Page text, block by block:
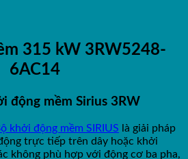
315 kW 3RW5248-
6AC14
động mềm Sirius 3RW
khởi động mềm SIRIUS là giải pháp
trực tiếp trên dây hoặc khởi
không phù hợp với động cơ ba pha,